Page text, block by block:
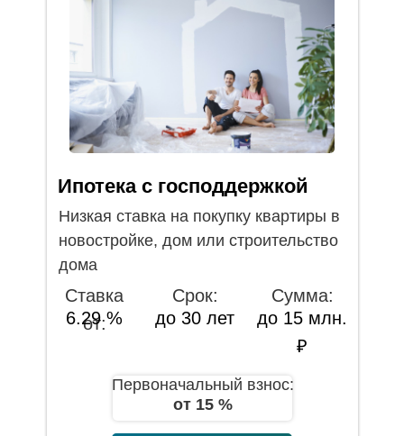
Ипотека с господдержкой
Низкая ставка на покупку квартиры в
новостройке, дом или строительство
дома
Ставка
от:
Срок: Сумма:
6.29 % до 30 лет
до 15 млн.
₽
Первоначальный взнос:
от 15 %